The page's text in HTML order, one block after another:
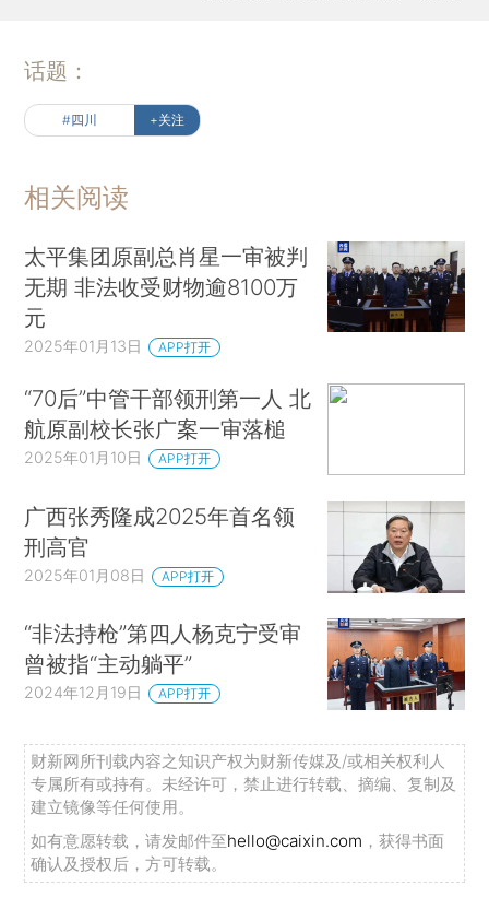
话题：
#四川 +关注
相关阅读
太平集团原副总肖星一审被判
无期 非法收受财物逾8100万
元
2025年01月13日 APP打开
“70后”中管干部领刑第一人 北
航原副校长张广案一审落槌
2025年01月10日 APP打开
广西张秀隆成2025年首名领
刑高官
2025年01月08日 APP打开
“非法持枪”第四人杨克宁受审
曾被指“主动躺平”
2024年12月19日 APP打开
财新网所刊载内容之知识产权为财新传媒及/或相关权利人
专属所有或持有。未经许可，禁止进行转载、摘编、复制及
建立镜像等任何使用。
如有意愿转载，请发邮件至hello@caixin.com ，获得书面
确认及授权后，方可转载。